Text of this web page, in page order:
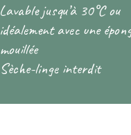
Lavable jusqu’à 30°C ou
idéalement avec une
mouillée
Sèche-linge interdit